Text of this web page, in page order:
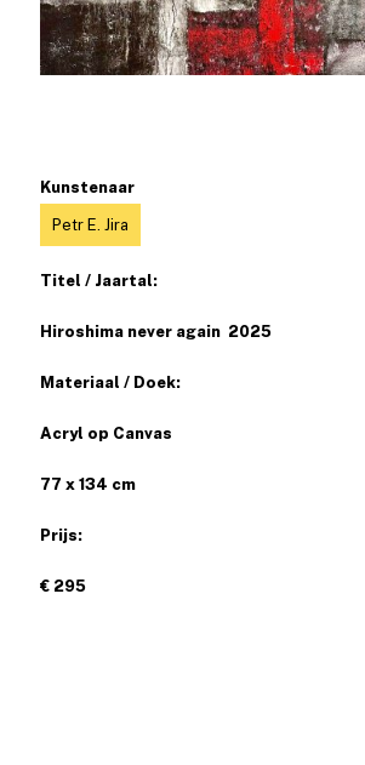
Kunstenaar
Petr E. Jira
Titel / Jaartal:
Hiroshima never again 2025
Materiaal / Doek:
Acryl op Canvas
77 x 134 cm
Prijs:
€ 295